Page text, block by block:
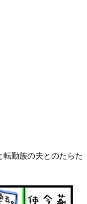
転勤族の夫とのたらた